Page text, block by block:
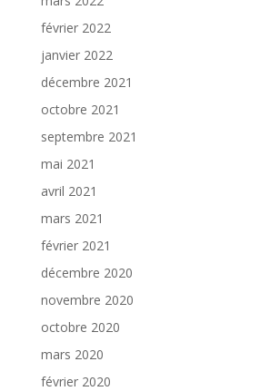
février 2022
janvier 2022
décembre 2021
octobre 2021
septembre 2021
mai 2021
avril 2021
mars 2021
février 2021
décembre 2020
novembre 2020
octobre 2020
mars 2020
février 2020